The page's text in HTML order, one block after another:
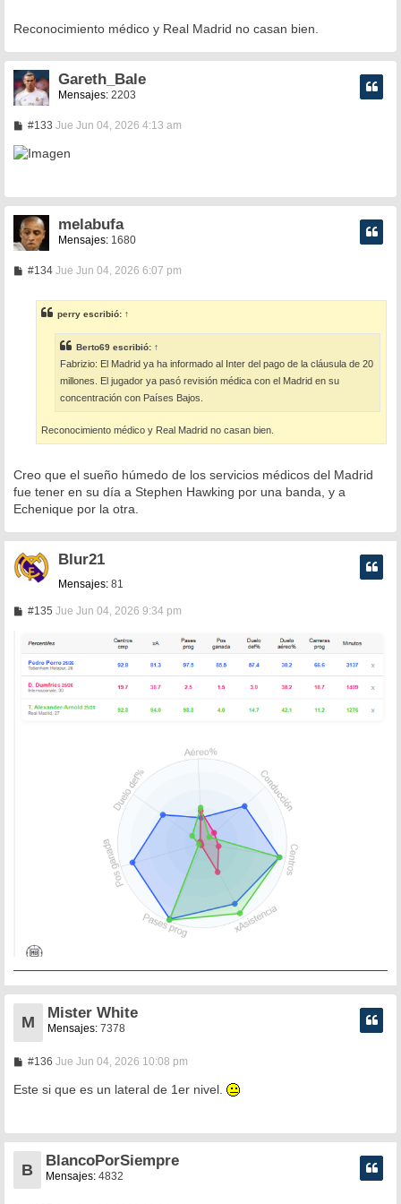
Reconocimiento médico y Real Madrid no casan bien.
Gareth_Bale
Mensajes: 2203
#133M
n
s
e
Jue Jun 04, 2026 4:13 am
melabufa
Mensajes: 1680
#134M
s
a
Jue Jun 04, 2026 6:07 pm
perry escribió: ↑
Berto69 escribió: ↑
Fabrizio: El Madrid ya ha informado al Inter del pago de la cláusula de 20
millones. El jugador ya pasó revisión médica con el Madrid en su
concentración con Países Bajos.
Reconocimiento médico y Real Madrid no casan bien.
Creo que el sueño húmedo de los servicios médicos del Madrid
fue tener en su día a Stephen Hawking por una banda, y a
Echenique por la otra.
Blur21
Mensajes: 81
#135M
s
a
j
e
Jue Jun 04, 2026 9:34 pm
M
Mister White
Mensajes: 7378
#136M
n
s
e
Jue Jun 04, 2026 10:08 pm
Este si que es un lateral de 1er nivel.
B
BlancoPorSiempre
Mensajes: 4832